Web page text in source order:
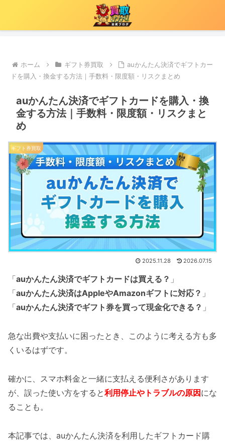
ホーム ギフト券買取
auかんたん決済でギフトカー
ドを購入・換金する方法｜手数料・限度額・リスクまとめ
auかんたん決済でギフトカードを購入・換
金する方法｜手数料・限度額・リスクまと
め
ギフト券買取
2025.11.28 2026.07.15
「auかんたん決済でギフトカードは買える？ 」
「auかんたん決済はAppleやAmazonギフトに対応？ 」
「auかんたん決済でギフト券を買って現金化できる？ 」
急な出費や支払いに困ったとき、このように考える方も多
くいるはずです。
確かに、スマホ料金と一緒に支払える便利さがあります
が、誤った使い方をすると利用停止やトラブルの原因にな
ることも。
本記事では、auかんたん決済を利用したギフトカード購